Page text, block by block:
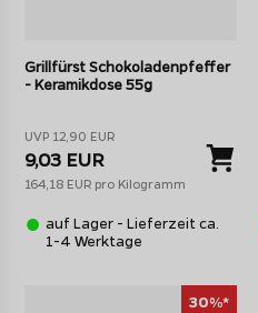
Grillfürst Schokoladenpfeffer
- Keramikdose 55g
UVP 12,90 EUR
9,03 EUR
164,18 EUR pro Kilogramm
auf Lager - Lieferzeit ca.
1-4 Werktage
30%*